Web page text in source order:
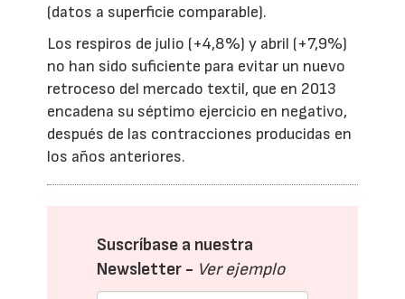
(datos a superficie comparable).
Los respiros de julio (+4,8%) y abril (+7,9%)
no han sido suficiente para evitar un nuevo
retroceso del mercado textil, que en 2013
encadena su séptimo ejercicio en negativo,
después de las contracciones producidas en
los años anteriores.
Suscríbase a nuestra
Newsletter - Ver ejemplo